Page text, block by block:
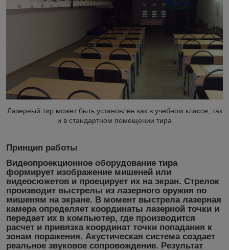
Лазерный тир может быть установлен как в учебном классе, так
и в стандартном помещении тира
Принцип работы
Видеопроекционное оборудование тира
формирует изображение мишеней или
видеосюжетов и проецирует их на экран. Стрелок
производит выстрелы из лазерного оружия по
мишеням на экране. В момент выстрела лазерная
камера определяет координаты лазерной точки и
передает их в компьютер, где производится
расчет и привязка координат точки попадания к
зонам поражения. Акустическая система создает
реальное звуковое сопровождение. Результат